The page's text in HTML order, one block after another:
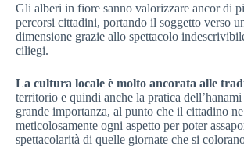
Gli alberi in fiore sanno valorizzare ancor di
percorsi cittadini, portando il soggetto verso
dimensione grazie allo spettacolo
ciliegi.
La cultura locale è molto ancorata alle
territorio e quindi anche la pratica
grande importanza, al punto che il cittadino
meticolosamente ogni aspetto per poter
spettacolarità di quelle giornate che si